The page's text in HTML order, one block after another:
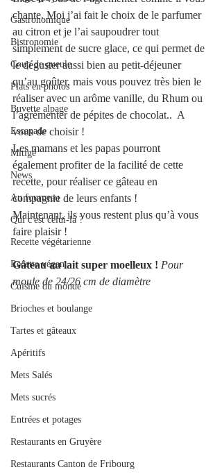
Gastronomique
Bistronomie
Coup de gueule
Plats en photos
Buvette alpage
Escapade
Mitigé
News
Au fourneau
Qui c'est celui-là ?
Recette végétarienne
Recette végan
Cuisine du monde
Brioches et boulange
Tartes et gâteaux
Apéritifs
Mets Salés
Mets sucrés
Entrées et potages
Restaurants en Gruyère
Restaurants Canton de Fribourg
chante. Moi j’ai fait le choix de le parfumer
au citron et je l’ai saupoudrer tout
simplement de sucre glace, ce qui permet de
le déguster aussi bien au petit-déjeuner
qu’au goûter, mais vous pouvez très bien le
réaliser avec un arôme vanille, du Rhum ou
l’agrémenter de pépites de chocolat..  A
vous de choisir !
Les mamans et les papas pourront
également profiter de la facilité de cette
recette, pour réaliser ce gâteau en
compagnie de leurs enfants !
Maintenant, ils vous restent plus qu’à vous
faire plaisir !
Gâteau au lait super moelleux ! Pour
moule de 24/26 cm de diamètre